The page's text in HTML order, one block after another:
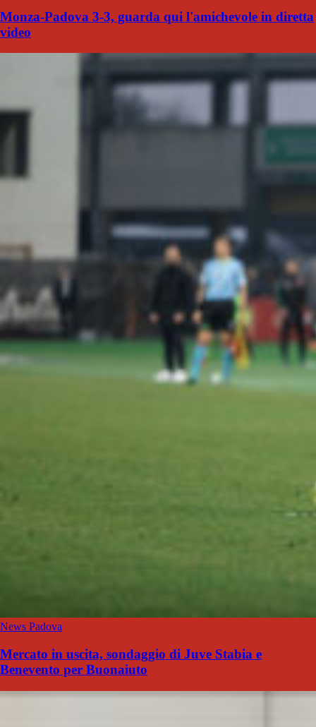
Monza-Padova 3-3, guarda qui l'amichevole in diretta
video
News Padova
Mercato in uscita, sondaggio di Juve Stabia e
Benevento per Buonaiuto